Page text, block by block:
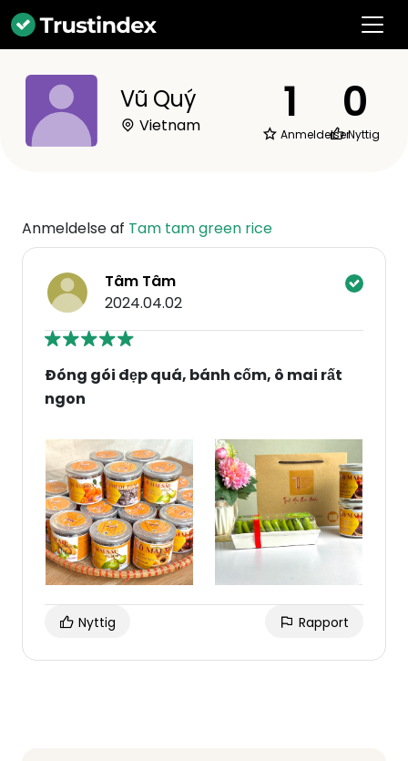
Vũ Quý
Vietnam 1
Anmeldelser
0
Nyttig
Anmeldelse af Tam tam green rice
Tâm Tâm
2024.04.02
Đóng gói đẹp quá, bánh cốm, ô mai rất
ngon
Nyttig Rapport